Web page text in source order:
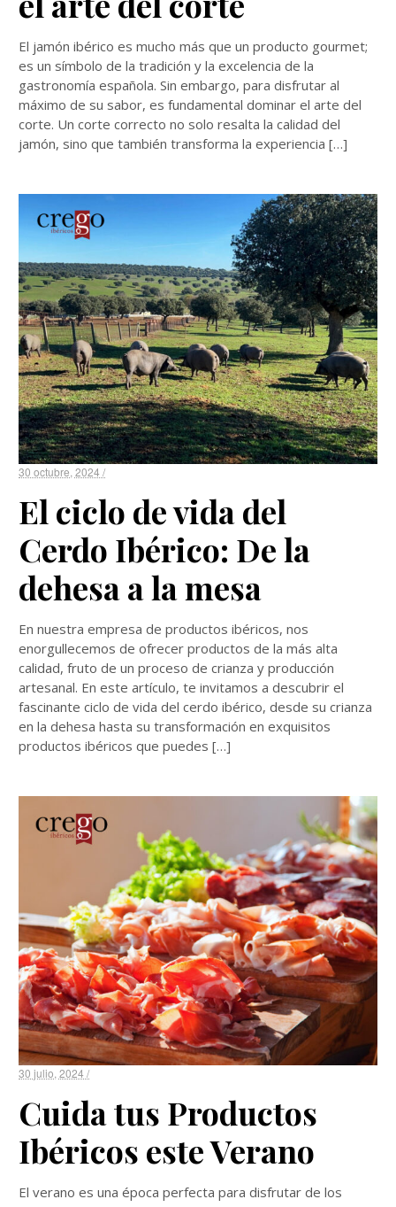
El jamón ibérico es mucho más que un producto gourmet;
es un símbolo de la tradición y la excelencia de la
gastronomía española. Sin embargo, para disfrutar al
máximo de su sabor, es fundamental dominar el arte del
corte. Un corte correcto no solo resalta la calidad del
jamón, sino que también transforma la experiencia […]
30 octubre, 2024 /
El ciclo de vida del
Cerdo Ibérico: De la
dehesa a la mesa
En nuestra empresa de productos ibéricos, nos
enorgullecemos de ofrecer productos de la más alta
calidad, fruto de un proceso de crianza y producción
artesanal. En este artículo, te invitamos a descubrir el
fascinante ciclo de vida del cerdo ibérico, desde su crianza
en la dehesa hasta su transformación en exquisitos
productos ibéricos que puedes […]
30 julio, 2024 /
Cuida tus Productos
Ibéricos este Verano
El verano es una época perfecta para disfrutar de los